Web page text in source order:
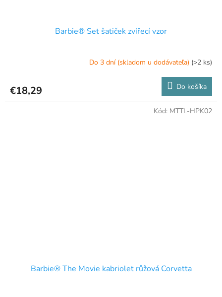
Barbie® Set šatiček zvířecí vzor
Do 3 dní (skladom u dodávateľa) (>2 ks)
€18,29 Do košíka
Barbie® The Movie kabriolet růžová Corvetta
Kód: MTTL-HPK02